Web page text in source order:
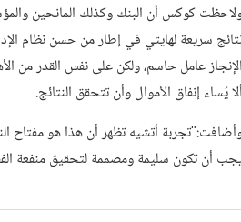
كوكس أن البنك وكذلك المانحين
سريعة لهايتي في إطار من حسن نظام
عامل حاسم، ولكن على نفس القدر من
يُساء إنفاق الأموال وأن تتحقق النتائج.
أتشيه تظهر أن هذا هو مفتاح
أن تكون سليمة ومصممة لتحقيق منفعة